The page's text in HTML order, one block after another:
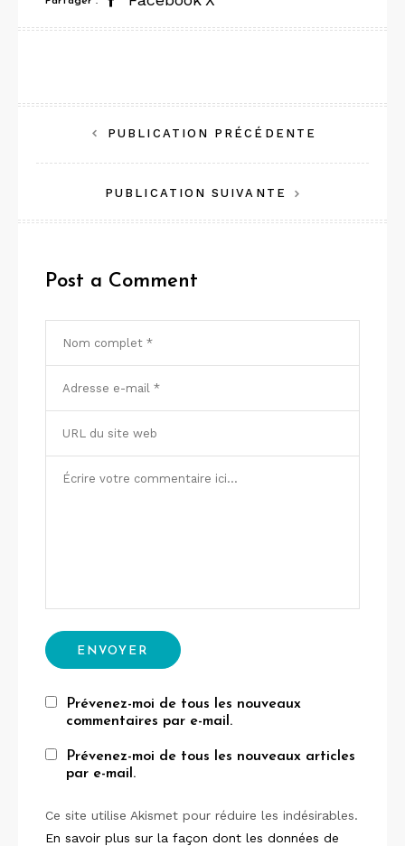
Navigation
de
l’article
PUBLICATION PRÉCÉDENTE
PUBLICATION SUIVANTE
Post a Comment
Prévenez-moi de tous les nouveaux
commentaires par e-mail.
Prévenez-moi de tous les nouveaux articles
par e-mail.
Ce site utilise Akismet pour réduire les indésirables.
En savoir plus sur la façon dont les données de